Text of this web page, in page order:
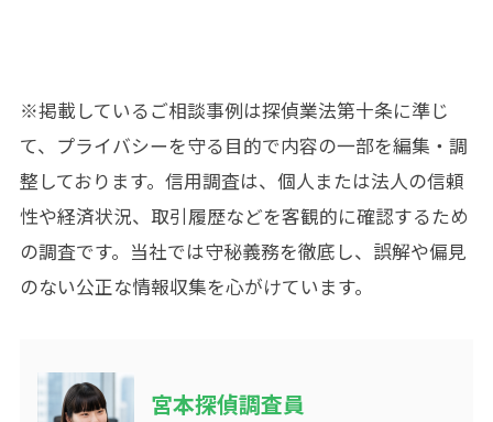
※掲載しているご相談事例は探偵業法第十条に準じ
て、プライバシーを守る目的で内容の一部を編集・調
整しております。信用調査は、個人または法人の信頼
性や経済状況、取引履歴などを客観的に確認するため
の調査です。当社では守秘義務を徹底し、誤解や偏見
のない公正な情報収集を心がけています。
宮本探偵調査員